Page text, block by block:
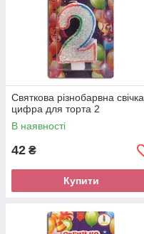
Святкова різнобарвна свічка
цифра для торта 2
В наявності
42 ₴
Купити